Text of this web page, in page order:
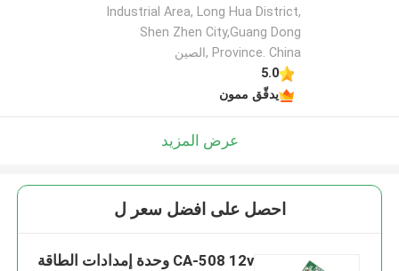
Industrial Area, Long Hua District,
Shen Zhen City,Guang Dong
Province. China ,الصين
5.0
يدقّق ممون
عرض المزيد
احصل على افضل سعر ل
CA-508 12v وحدة إمدادات الطاقة